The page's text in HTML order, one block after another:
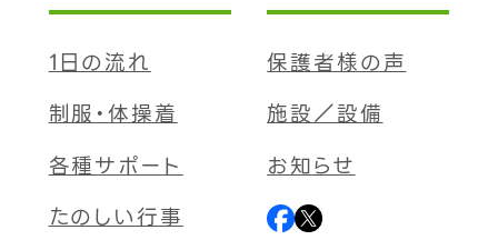
1日の流れ
制服・体操着
各種サポート
たのしい行事
保護者様の声
施設／設備
お知らせ